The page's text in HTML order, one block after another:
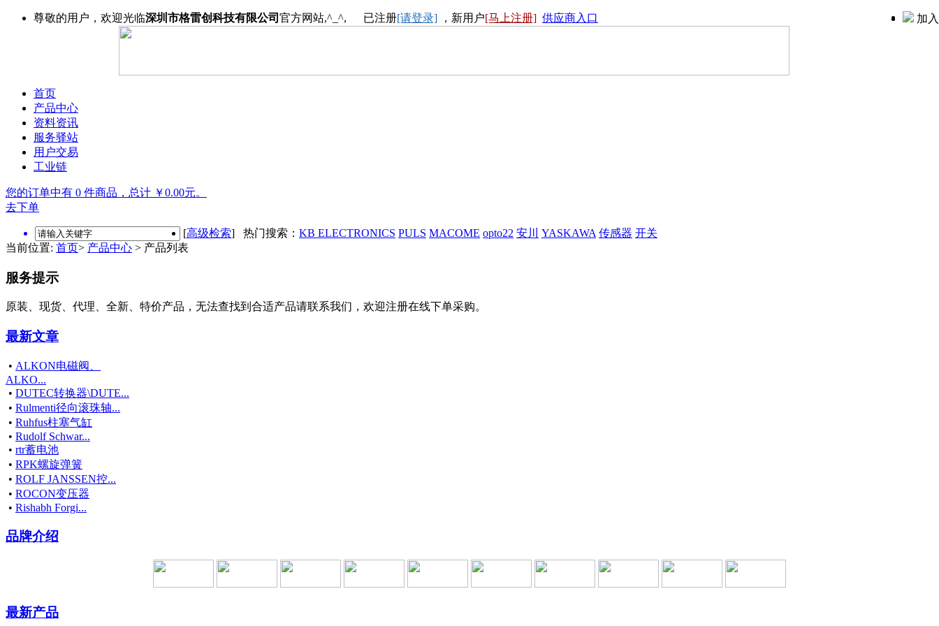
尊敬的用户，欢迎光临深圳市格雷创科技有限公司 官方网站,^_^, 已注册[请登录] ，新用户[马上注册] 供应商入口 加
首页
产品中心
资料资讯
服务驿站
用户交易
工业链
您的订单中有 0 件商品，总计 ￥0.00元。
去下单
[高级检索] 热门搜索： KB ELECTRONICS PULS MACOME opto22 安川 YASKAWA 传感器 开关
当前位置: 首页> 产品中心 > 产品列表
服务提示
原装、现货、代理、全新、特价产品，无法查找到合适产品请联系我们，欢迎注册在线下单采购。
最新文章
• ALKON电磁阀、
ALKO...
• DUTEC转换器\DUTE...
• Rulmenti径向滚珠轴...
• Ruhfus柱塞气缸
• Rudolf Schwar...
• rtr蓄电池
• RPK螺旋弹簧
• ROLF JANSSEN控...
• ROCON变压器
• Rishabh Forgi...
品牌介绍
最新产品